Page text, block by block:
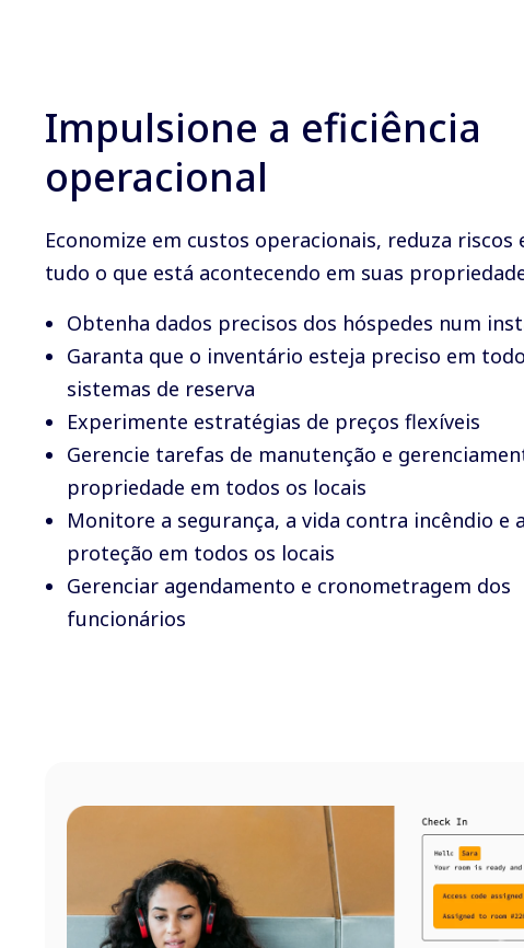
Impulsione a eficiência
operacional
Economize em custos operacionais, reduza riscos
tudo o que está acontecendo em suas
Obtenha dados precisos dos hóspedes num
Garanta que o inventário esteja preciso em
sistemas de reserva
Experimente estratégias de preços flexíveis
Gerencie tarefas de manutenção e
propriedade em todos os locais
Monitore a segurança, a vida contra incêndio e a
proteção em todos os locais
Gerenciar agendamento e cronometragem dos
funcionários